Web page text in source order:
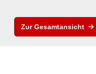
Zur Gesamtansicht